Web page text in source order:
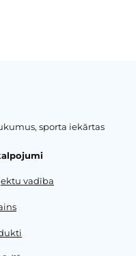
sporta iekārtas
vadība